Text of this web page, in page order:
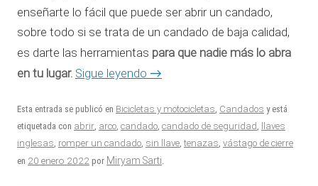
enseñarte lo fácil que puede ser abrir un candado,
sobre todo si se trata de un candado de baja calidad,
es darte las herramientas para que nadie más lo abra
en tu lugar. Sigue leyendo →
Esta entrada se publicó en Bicicletas y motocicletas Candados y está
etiquetada con abrir arco candado candado de seguridad
llaves
inglesas romper un candado sin llave tenazas vástago de cierre
en 20 enero 2022 por Miryam Sarti